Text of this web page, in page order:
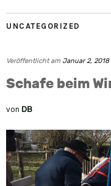
UNCATEGORIZED
Veröffentlicht am Januar 2, 2018
Schafe beim
von DB